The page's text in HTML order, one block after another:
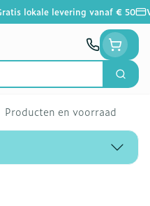
lokale levering vanaf € 50
Zoek
Producten en voorraad